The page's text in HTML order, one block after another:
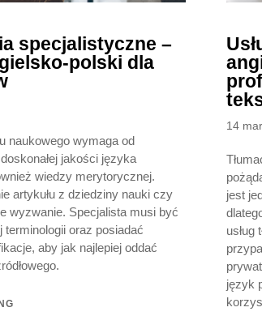
specjalistyczne –
polski dla
naukowego wymaga od
jakości języka
wiedzy merytorycznej.
artykułu z dziedziny nauki czy
wyzwanie. Specjalista musi być
terminologii oraz posiadać
aby jak najlepiej oddać
Posted
14
jest
usług
język